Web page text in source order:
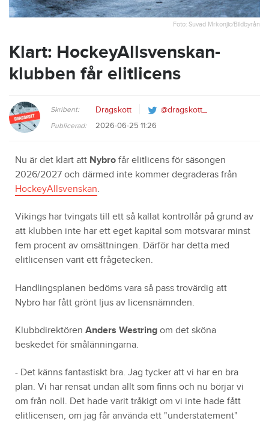
Foto: Suvad Mrkonjic/Bildbyrån
Klart: HockeyAllsvenskan-
klubben får elitlicens
Skribent: Dragskott @dragskott_
Publicerad: 2026-06-25 11:26
Nu är det klart att Nybro får elitlicens för säsongen
2026/2027 och därmed inte kommer degraderas från
HockeyAllsvenskan.
Vikings har tvingats till ett så kallat kontrollår på grund av
att klubben inte har ett eget kapital som motsvarar minst
fem procent av omsättningen. Därför har detta med
elitlicensen varit ett frågetecken.
Handlingsplanen bedöms vara så pass trovärdig att
Nybro har fått grönt ljus av licensnämnden.
Klubbdirektören Anders Westring om det sköna
beskedet för smålänningarna.
- Det känns fantastiskt bra. Jag tycker att vi har en bra
plan. Vi har rensat undan allt som finns och nu börjar vi
om från noll. Det hade varit tråkigt om vi inte hade fått
elitlicensen, om jag får använda ett "understatement"